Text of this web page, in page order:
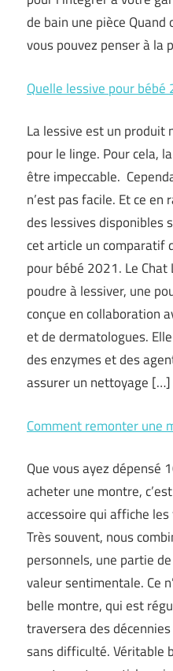
de bain une pièce
vous pouvez penser à la
Quelle lessive pour bébé
La lessive est un produit
pour le linge. Pour cela,
être impeccable.
n’est pas facile. Et ce
des lessives disponibles
cet article un comparatif
pour bébé 2021. Le
poudre à lessiver, une
conçue en collaboration
et de dermatologues.
des enzymes et des
assurer un nettoyage […]
Comment remonter une
Que vous ayez dépensé
acheter une montre,
accessoire qui affiche
Très souvent, nous
personnels, une partie
valeur sentimentale. Ce
belle montre, qui est
traversera des
sans difficulté. Véritable